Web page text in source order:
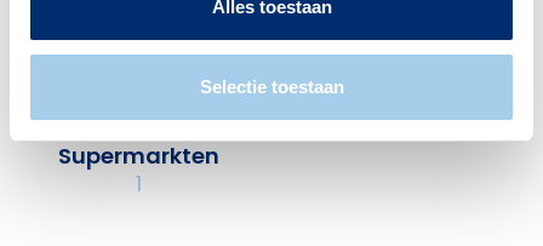
Alles toestaan
Selectie toestaan
er:
Supermarkten
1